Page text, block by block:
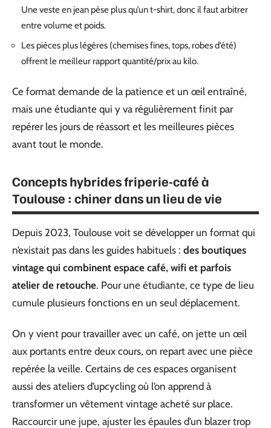
Une veste en jean pèse plus qu’un t-shirt, donc il faut arbitrer
entre volume et poids.
Les pièces plus légères (chemises fines, tops, robes d’été)
offrent le meilleur rapport quantité/prix au kilo.
Ce format demande de la patience et un œil entraîné,
mais une étudiante qui y va régulièrement finit par
repérer les jours de réassort et les meilleures pièces
avant tout le monde.
Concepts hybrides friperie-café à
Toulouse : chiner dans un lieu de vie
Depuis 2023, Toulouse voit se développer un format qui
n’existait pas dans les guides habituels : des boutiques
vintage qui combinent espace café, wifi et parfois
atelier de retouche. Pour une étudiante, ce type de lieu
cumule plusieurs fonctions en un seul déplacement.
On y vient pour travailler avec un café, on jette un œil
aux portants entre deux cours, on repart avec une pièce
repérée la veille. Certains de ces espaces organisent
aussi des ateliers d’upcycling où l’on apprend à
transformer un vêtement vintage acheté sur place.
Raccourcir une jupe, ajuster les épaules d’un blazer trop